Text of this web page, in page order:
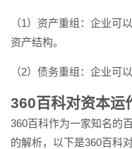
（1）资产重组：企业可
资产结构。
（2）债务重组：企业可
360百科对资本运
360百科作为一家知名的
的解析，以下是360百科